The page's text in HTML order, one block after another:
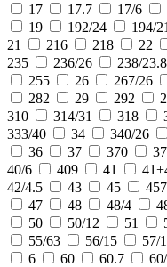
17
17.7 17/6
19
192/24 194/21
21
216 218 22
235
236/26 238/23.8
255
26 267/26
282
29 292
310
314/31 318
333/40
34 340/26
36
37 370
40/6
409 41
42/4.5
43 45
47
48 48/4
50
50/12 51
55/63
56/15 57/
6
60 60.7